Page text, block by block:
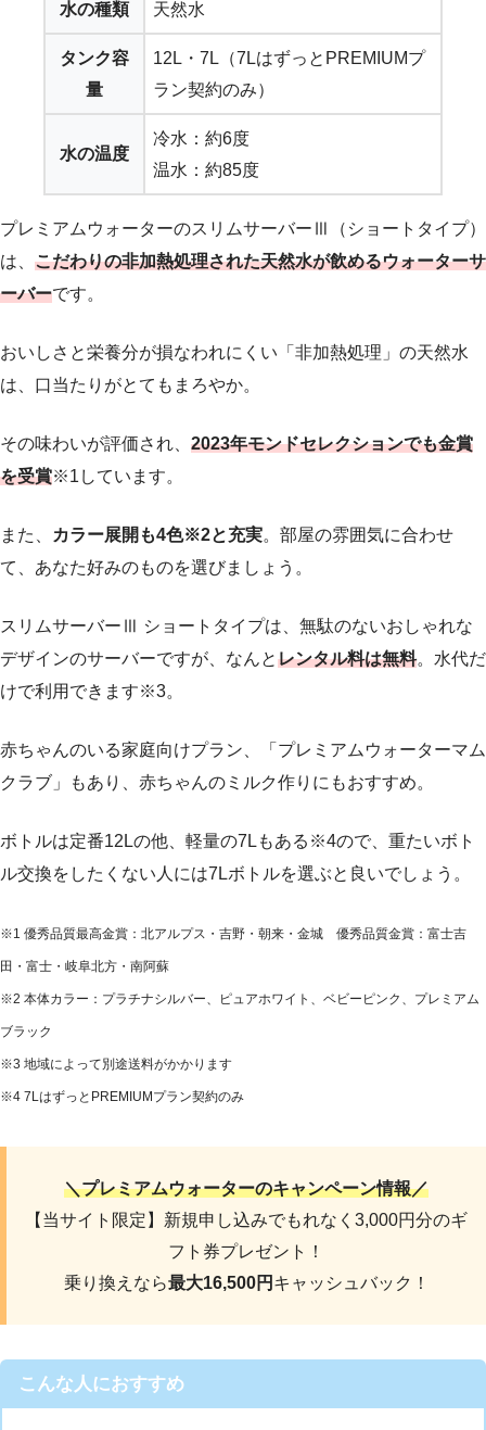
水の種類 天然水
タンク容
量
12L・7L（7LはずっとPREMIUMプ
ラン契約のみ）
水の温度
冷水：約6度
温水：約85度
プレミアムウォーターのスリムサーバーⅢ（ショートタイプ）
は、 こだわりの非加熱処理された天然水が飲めるウォーターサ
ーバーです。
おいしさと栄養分が損なわれにくい「非加熱処理」の天然水
は、口当たりがとてもまろやか。
その味わいが評価され、 2023年モンドセレクションでも金賞
を受賞※1しています。
また、 カラー展開も4色※2と充実。部屋の雰囲気に合わせ
て、あなた好みのものを選びましょう。
スリムサーバーⅢ ショートタイプは、無駄のないおしゃれな
デザインのサーバーですが、なんとレンタル料は無料。水代だ
けで利用できます※3。
赤ちゃんのいる家庭向けプラン、「プレミアムウォーターマム
クラブ」もあり、赤ちゃんのミルク作りにもおすすめ。
ボトルは定番12Lの他、軽量の7Lもある※4ので、重たいボト
ル交換をしたくない人には7Lボトルを選ぶと良いでしょう。
※1 優秀品質最高金賞：北アルプス・吉野・朝来・金城 優秀品質金賞：富士吉
田・富士・岐阜北方・南阿蘇
※2 本体カラー：プラチナシルバー、ピュアホワイト、ベビーピンク、プレミアム
ブラック
※3 地域によって別途送料がかかります
※4 7LはずっとPREMIUMプラン契約のみ
＼プレミアムウォーターのキャンペーン情報／
【当サイト限定】新規申し込みでもれなく3,000円分のギ
フト券プレゼント！
乗り換えなら最大16,500円 キャッシュバック！
こんな人におすすめ